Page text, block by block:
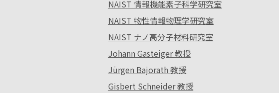
NAIST 情報機能素子科学研究室
NAIST 物性情報物理学研究室
NAIST ナノ高分子材料研究室
Johann Gasteiger 教授
Jürgen Bajorath 教授
Gisbert Schneider 教授